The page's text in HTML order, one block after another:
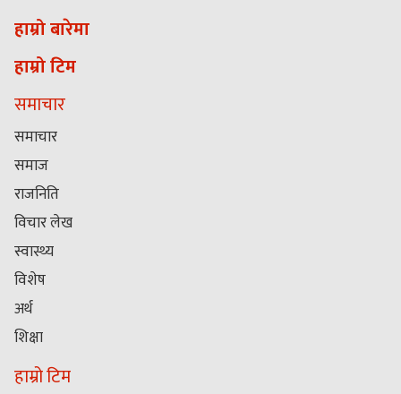
हाम्रो बारेमा
हाम्रो टिम
समाचार
समाचार
समाज
राजनिति
विचार लेख
स्वास्थ्य
विशेष
अर्थ
शिक्षा
हाम्रो टिम